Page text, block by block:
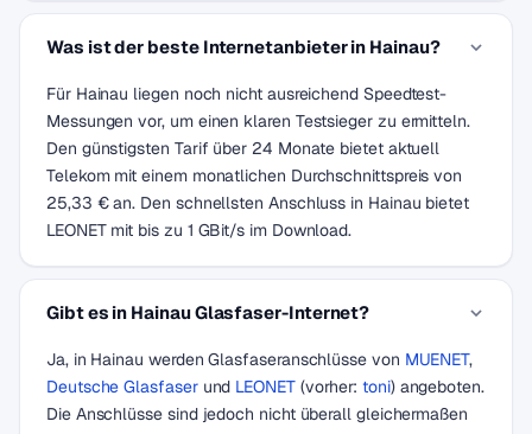
Was ist der beste Internetanbieter in Hainau?
Für Hainau liegen noch nicht ausreichend Speedtest-
Messungen vor, um einen klaren Testsieger zu ermitteln.
Den günstigsten Tarif über 24 Monate bietet aktuell
Telekom mit einem monatlichen Durchschnittspreis von
25,33 € an. Den schnellsten Anschluss in Hainau bietet
LEONET mit bis zu 1 GBit/s im Download.
Gibt es in Hainau Glasfaser-Internet?
Ja, in Hainau werden Glasfaseranschlüsse von MUENET,
Deutsche Glasfaserund LEONET(vorher:toni) angeboten.
Die Anschlüsse sind jedoch nicht überall gleichermaßen